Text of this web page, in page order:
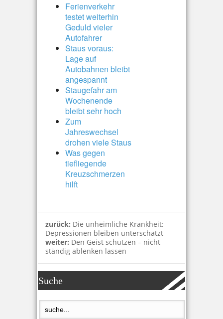
Ferienverkehr
testet weiterhin
Geduld vieler
Autofahrer
Staus voraus:
Lage auf
Autobahnen bleibt
angespannt
Staugefahr am
Wochenende
bleibt sehr hoch
Zum
Jahreswechsel
drohen viele Staus
Was gegen
tiefliegende
Kreuzschmerzen
hilft
zurück: Die unheimliche Krankheit:
Depressionen bleiben unterschätzt
weiter: Den Geist schützen – nicht
ständig ablenken lassen
Suche